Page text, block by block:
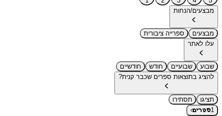
מבצעים/הנחות
מבצעים
ספרייה ציבורית
עלו לאתר
שבוע שבועיים חודש
חודשיים
להציג בתוצאות ספרים שכבר קנית?
תציגו
תסתירו
1ספרים›